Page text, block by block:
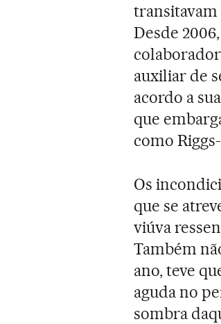
transitavam
Desde
auxiliar de
acordo a
que
como
Os
que se
viúva
Também
ano, teve
aguda no
sombra